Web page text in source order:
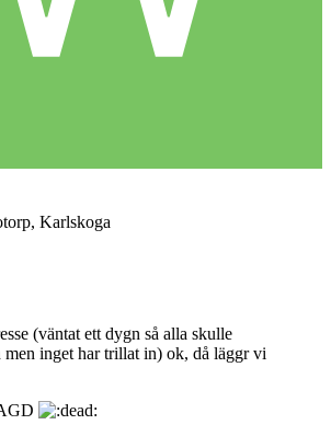
Karlskoga
(väntat ett dygn så alla skulle
men inget har trillat in) ok, då läggr vi